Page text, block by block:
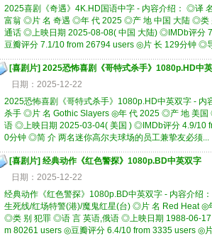
2025喜剧《奇遇》4K.HD国语中字 - 内容介绍： ◎译
富翁 ◎片 名 奇遇 ◎年 代 2025 ◎产 地 中国 大陆 ◎类
通话 ◎上映日期 2025-08-08( 中国 大陆) ◎IMDb评分
豆瓣评分 7.1/10 from 26794 users ◎片 长 129分钟 ◎
[喜剧片] 2025恐怖喜剧《哥特式杀手》1080p.HD中
日期：2025-12-22
2025恐怖喜剧《哥特式杀手》1080p.HD中英双字 -
杀手 ◎片 名 Gothic Slayers ◎年 代 2025 ◎产 地 美
语 ◎上映日期 2025-03-04( 美国 ) ◎IMDb评分 4.9/10
0分钟 ◎简 介 两名迷你高尔夫球场的员工兼挚友必须...
[喜剧片] 经典动作《红色警探》1080p.BD中英双字
日期：2025-12-22
经典动作《红色警探》1080p.BD中英双字 - 内容介绍
生死线/红场特警(港)/魔鬼红星(台) ◎片 名 Red Heat ◎
◎类 别 犯罪 ◎语 言 英语,俄语 ◎上映日期 1988-06-
m 80261 users ◎豆瓣评分 6.4/10 from 3335 users ◎